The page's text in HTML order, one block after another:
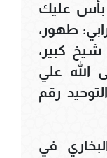
بأس عليك
طهور،
كبير،
الله علي
رقم
في